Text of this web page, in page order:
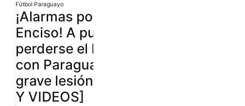
Fútbol Paraguayo
¡Alarmas por Julio
Enciso! A punto de
perderse el Mundial
con Paraguay por
grave lesión [FOTOS
Y VIDEOS]